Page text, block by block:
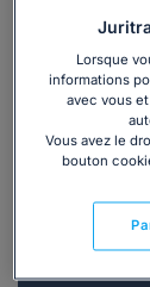
Vous
ou
Lorsque
informations
avec vous
Vous avez le
bouton